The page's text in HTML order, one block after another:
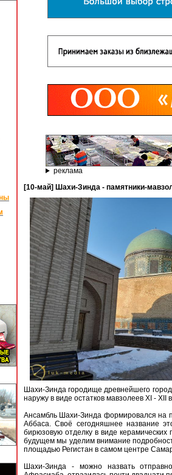
реклама
[10-май] Шахи-Зинда - памятники-
Шахи-Зинда городище древнейшего
наружу в виде остатков мавзолеев XI - XII
Ансамбль Шахи-Зинда формировался на
Аббаса. Своё сегодняшнее название
бирюзовую отделку в виде
будущем мы уделим внимание
площадью Регистан в самом центре
Шахи-Зинда - можно назвать